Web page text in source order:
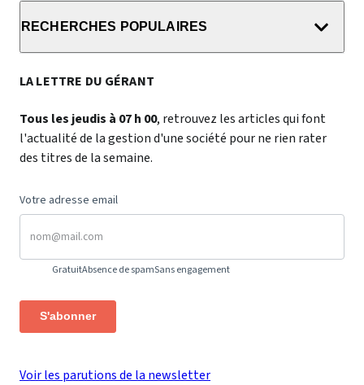
RECHERCHES POPULAIRES
LA LETTRE DU GÉRANT
Tous les jeudis à 07 h 00, retrouvez les articles qui font
l'actualité de la gestion d'une société pour ne rien rater
des titres de la semaine.
Votre adresse email
GratuitAbsence de spamSans engagement
S'abonner
Voir les parutions de la newsletter